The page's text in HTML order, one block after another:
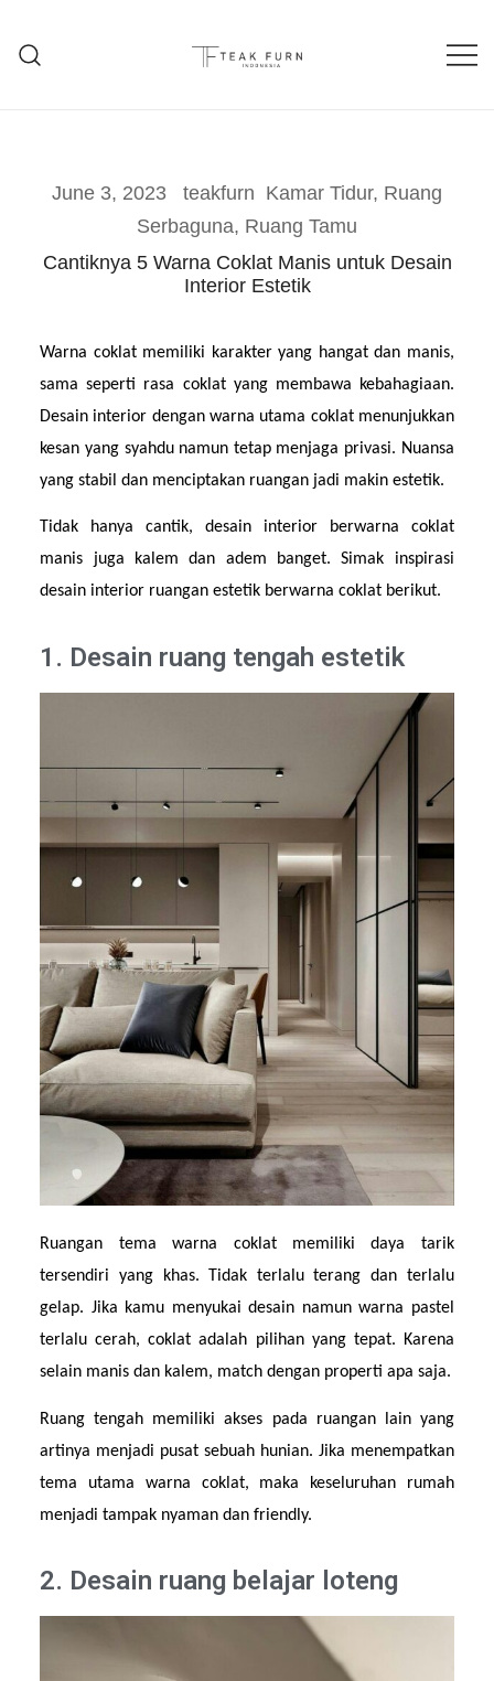
June 3, 2023 teakfurn Kamar Tidur, Ruang
Serbaguna, Ruang Tamu
Cantiknya 5 Warna Coklat Manis untuk Desain
Interior Estetik
Warna coklat memiliki karakter yang hangat dan manis,
sama seperti rasa coklat yang membawa kebahagiaan.
Desain interior dengan warna utama coklat menunjukkan
kesan yang syahdu namun tetap menjaga privasi. Nuansa
yang stabil dan menciptakan ruangan jadi makin estetik.
Tidak hanya cantik, desain interior berwarna coklat
manis juga kalem dan adem banget. Simak inspirasi
desain interior ruangan estetik berwarna coklat berikut.
1. Desain ruang tengah estetik
Ruangan tema warna coklat memiliki daya tarik
tersendiri yang khas. Tidak terlalu terang dan terlalu
gelap. Jika kamu menyukai desain namun warna pastel
terlalu cerah, coklat adalah pilihan yang tepat. Karena
selain manis dan kalem, match dengan properti apa saja.
Ruang tengah memiliki akses pada ruangan lain yang
artinya menjadi pusat sebuah hunian. Jika menempatkan
tema utama warna coklat, maka keseluruhan rumah
menjadi tampak nyaman dan friendly.
2. Desain ruang belajar loteng